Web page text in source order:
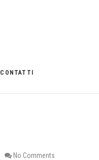
CONTATTI
No Comments